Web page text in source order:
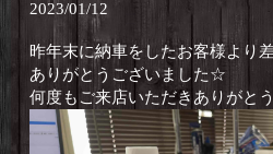
2023/01/12
昨年末に納車をしたお客様より
ありがとうございました☆
何度もご来店いただきありがと